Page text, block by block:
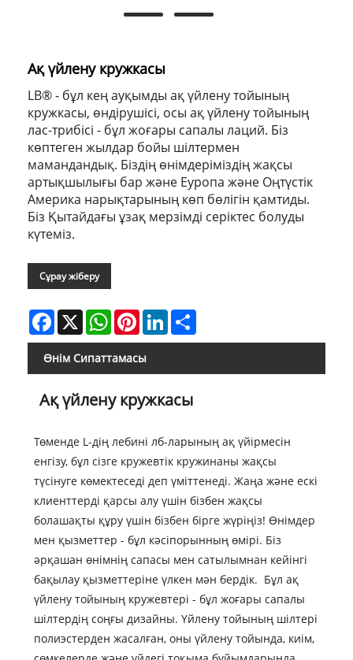
Ақ үйлену кружкасы
LB® - бұл кең ауқымды ақ үйлену тойының
кружкасы, өндірушісі, осы ақ үйлену тойының
лас-трибісі - бұл жоғары сапалы лаций. Біз
көптеген жылдар бойы шілтермен
мамандандық. Біздің өнімдеріміздің жақсы
артықшылығы бар және Еуропа және Оңтүстік
Америка нарықтарының көп бөлігін қамтиды.
Біз Қытайдағы ұзақ мерзімді серіктес болуды
күтеміз.
Сұрау жіберу
Facebook
X WhatsAppPinterestLinkedIn
Өнім Сипаттамасы
Ақ үйлену кружкасы
Төменде L-дің лебині лб-ларының ақ үйірмесін
енгізу, бұл сізге кружевтік кружинаны жақсы
түсінуге көмектеседі деп үміттенеді. Жаңа және ескі
клиенттерді қарсы алу үшін бізбен жақсы
болашақты құру үшін бізбен бірге жүріңіз! Өнімдер
мен қызметтер - бұл кәсіпорынның өмірі. Біз
әрқашан өнімнің сапасы мен сатылымнан кейінгі
бақылау қызметтеріне үлкен мән бердік. Бұл ақ
үйлену тойының кружевтері - бұл жоғары сапалы
шілтердің соңғы дизайны. Үйлену тойының шілтері
полиэстерден жасалған, оны үйлену тойында, киім,